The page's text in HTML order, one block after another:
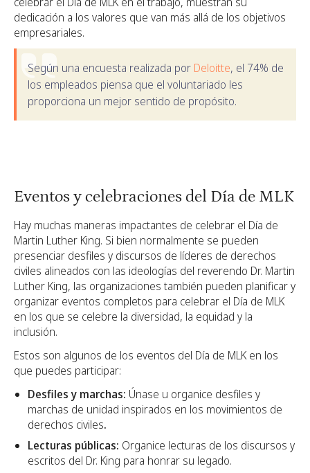
dedicación a los valores que van más allá de los objetivos
empresariales.
Según una encuesta realizada por Deloitte, el 74% de
los empleados piensa que el voluntariado les
proporciona un mejor sentido de propósito.
Eventos y celebraciones del Día de MLK
Hay muchas maneras impactantes de celebrar el Día de
Martin Luther King. Si bien normalmente se pueden
presenciar desfiles y discursos de líderes de derechos
civiles alineados con las ideologías del reverendo Dr. Martin
Luther King, las organizaciones también pueden planificar y
organizar eventos completos para celebrar el Día de MLK
en los que se celebre la diversidad, la equidad y la
inclusión.
Estos son algunos de los eventos del Día de MLK en los
que puedes participar:
Desfiles y marchas: Únase u organice desfiles y
marchas de unidad inspirados en los movimientos de
derechos civiles.
Lecturas públicas: Organice lecturas de los discursos y
escritos del Dr. King para honrar su legado.